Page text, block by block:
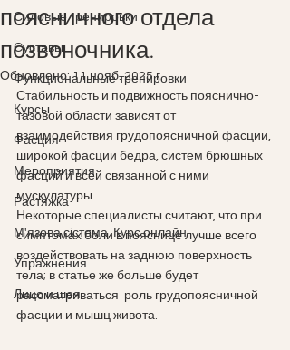
Силовые тренировки
Суставы
Функциональные тренировки
Курсы
Фасция
Мероприятия
Растяжка
М'язова сістема. Курс онлайн.
Упражнения
Лицо и шея
поясничного отдела
позвоночника.
Обновлено:11 нояб. 2025 г.
Стабильность и подвижность пояснично-
тазовой области зависят от
взаимодействия грудопоясничной фасции,
широкой фасции бедра, систем брюшных
фасций и всей связанной с ними
мускулатуры.
Некоторые специалисты считают, что при
симптомах боли в пояснице лучше всего
воздействовать на заднюю поверхность
тела; в статье же больше будет
рассматриваться  роль грудопоясничной
фасции и мышц живота.